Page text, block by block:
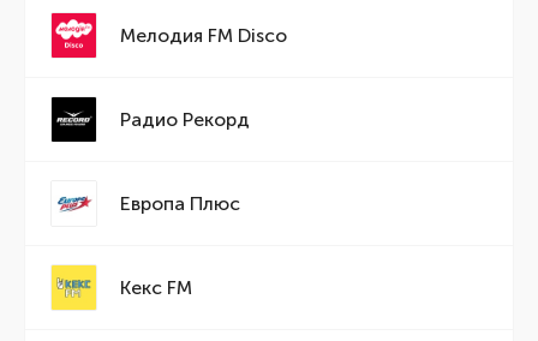
Мелодия FM Disco
Радио Рекорд
Европа Плюс
Кекс FM